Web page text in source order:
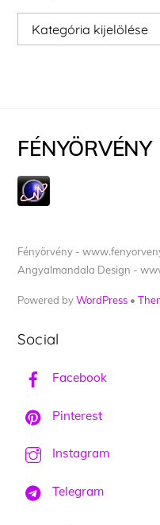
Kategóriák
FÉNYÖRVÉNY
Fényörvény -
Angyalmandala Design -
Powered byWordPress •
Social
Facebook
Pinterest
Instagram
Telegram